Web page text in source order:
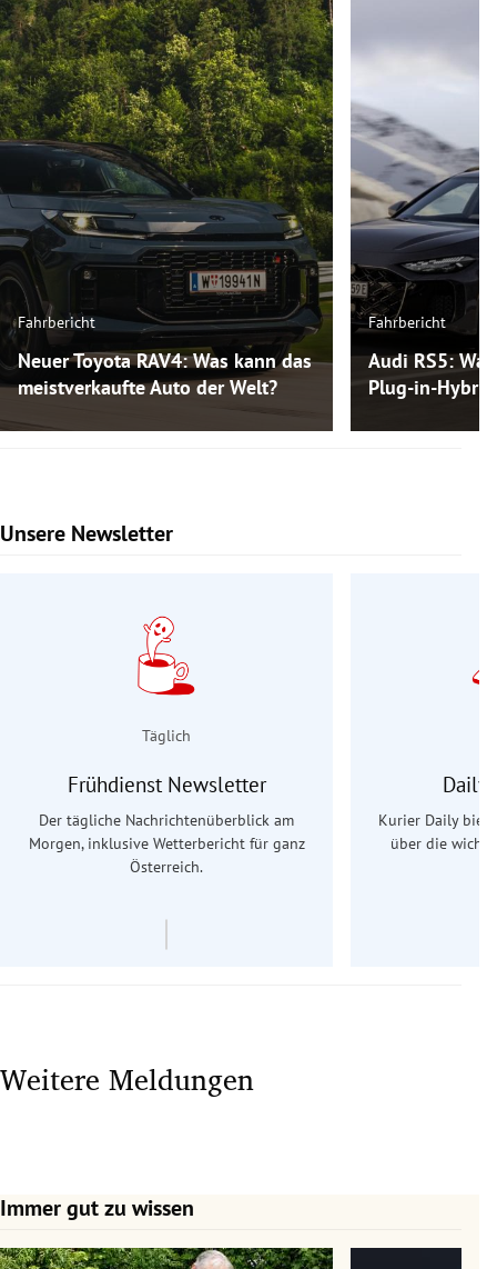
Fahrbericht
Neuer Toyota RAV4: Was kann das
meistverkaufte Auto der Welt?
Fahrbericht
Audi RS5:
Plug-in-
Unsere Newsletter
Slide 1 von 9
Täglich
Frühdienst Newsletter
Der tägliche Nachrichtenüberblick am
Morgen, inklusive Wetterbericht für ganz
Österreich.
Daily
Kurier Daily
über die
Weitere Meldungen
Immer gut zu wissen
Slide 1 von 7